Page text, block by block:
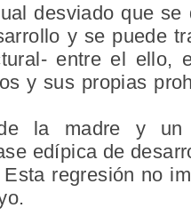
desviado que se
y se puede
entre el ello,
y sus propias
la madre y un
edípica de
regresión no